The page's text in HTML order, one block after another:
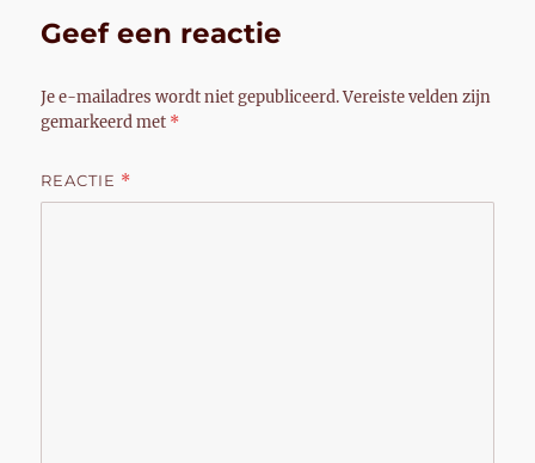
Geef een reactie
Je e-mailadres wordt niet gepubliceerd. Vereiste velden zijn
gemarkeerd met *
REACTIE *